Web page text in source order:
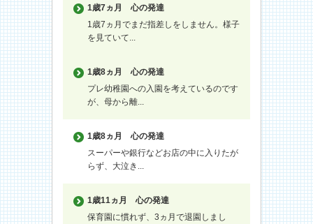
1歳7ヵ月
心の発達
1歳7ヵ月でまだ指差しをしません。様子
を見ていて...
1歳8ヵ月
心の発達
プレ幼稚園への入園を考えているのです
が、母から離...
1歳8ヵ月
心の発達
スーパーや銀行などお店の中に入りたが
らず、大泣き...
1歳11ヵ月
心の発達
保育園に慣れず、3ヵ月で退園しまし